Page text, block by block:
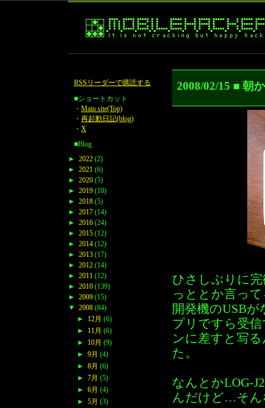
2008/02/15 ■
ひさしぶりに
っととか言っ
開発機のUSB
プリですら受
ンに差すと写
た。
なんとかLOG-
んだけど…そん
RSSリーダーで購読する
■ショートカット
・ Main site(Top)
・ 再起動日記(blog)
・ X
■Blog
► 2022 (2)
► 2021 (6)
► 2020 (5)
► 2019 (10)
► 2018 (5)
► 2017 (14)
► 2016 (24)
► 2015 (12)
► 2014 (12)
► 2013 (17)
► 2012 (14)
► 2011 (12)
► 2010 (139)
► 2009 (15)
▼ 2008 (84)
►
12月 (6)
►
11月 (6)
►
10月 (9)
► 9月 (4)
► 8月 (6)
► 7月 (5)
► 6月 (4)
► 5月 (3)